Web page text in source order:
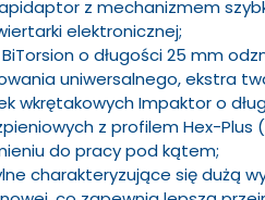
z mechanizmem
elektronicznej;
o długości 25 mm
uniwersalnego, ekstra
wkrętakowych Impaktor o
z profilem Hex-
do pracy pod kątem;
charakteryzujące się dużą